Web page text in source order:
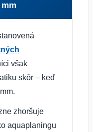
však
skôr – keď
zhoršuje
aquaplaningu